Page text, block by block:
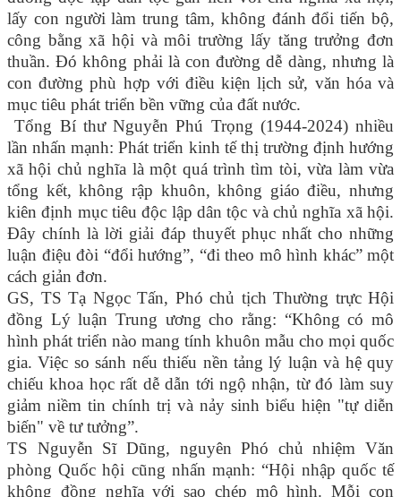
lấy con người làm trung tâm, không đánh đổi tiến bộ,
công bằng xã hội và môi trường lấy tăng trưởng đơn
thuần. Đó không phải là con đường dễ dàng, nhưng là
con đường phù hợp với điều kiện lịch sử, văn hóa và
mục tiêu phát triển bền vững của đất nước.
Tổng Bí thư Nguyễn Phú Trọng (1944-2024) nhiều
lần nhấn mạnh: Phát triển kinh tế thị trường định hướng
xã hội chủ nghĩa là một quá trình tìm tòi, vừa làm vừa
tổng kết, không rập khuôn, không giáo điều, nhưng
kiên định mục tiêu độc lập dân tộc và chủ nghĩa xã hội.
Đây chính là lời giải đáp thuyết phục nhất cho những
luận điệu đòi “đổi hướng”, “đi theo mô hình khác” một
cách giản đơn.
GS, TS Tạ Ngọc Tấn, Phó chủ tịch Thường trực Hội
đồng Lý luận Trung ương cho rằng: “Không có mô
hình phát triển nào mang tính khuôn mẫu cho mọi quốc
gia. Việc so sánh nếu thiếu nền tảng lý luận và hệ quy
chiếu khoa học rất dễ dẫn tới ngộ nhận, từ đó làm suy
giảm niềm tin chính trị và nảy sinh biểu hiện "tự diễn
biến" về tư tưởng”.
TS Nguyễn Sĩ Dũng, nguyên Phó chủ nhiệm Văn
phòng Quốc hội cũng nhấn mạnh: “Hội nhập quốc tế
không đồng nghĩa với sao chép mô hình. Mỗi con